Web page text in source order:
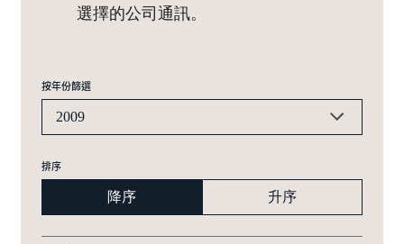
選擇的公司通訊。
按年份篩選
2009
排序
降序 升序